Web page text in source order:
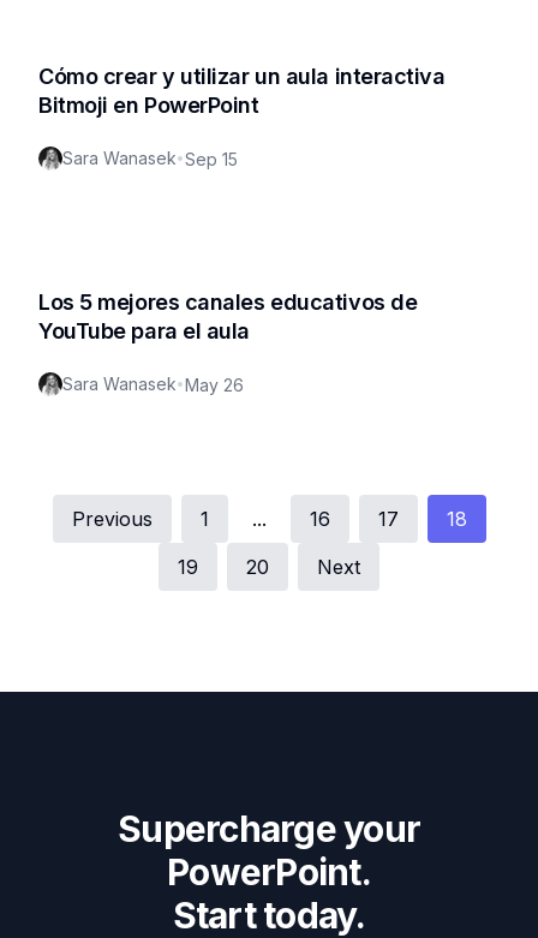
Cómo crear y utilizar un aula interactiva
Bitmoji en PowerPoint
Sara Wanasek•Sep 15
Los 5 mejores canales educativos de
YouTube para el aula
Sara Wanasek•May 26
Previous 1 ... 16 17
18
19
20 Next
Supercharge your
PowerPoint.
Start today.